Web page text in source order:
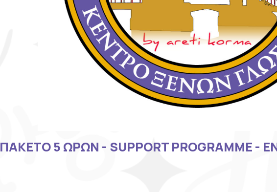
ΠΑΚΕΤΟ 5 ΩΡΩΝ - SUPPORT PROGRAMME -